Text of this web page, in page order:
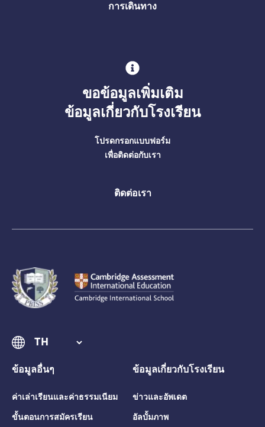
การเดินทาง
ขอข้อมูลเพิ่มเติม
ข้อมูลเกี่ยวกับโรงเรียน
โปรดกรอกแบบฟอร์ม
เพื่อติดต่อกับเรา
ติดต่อเรา
ข้อมูลอื่นๆ
ค่าเล่าเรียนและค่าธรรมเนียม
ขั้นตอนการสมัครเรียน
ข้อมูลเกี่ยวกับโรงเรียน
ข่าวและอัพเดต
อัลบั้มภาพ